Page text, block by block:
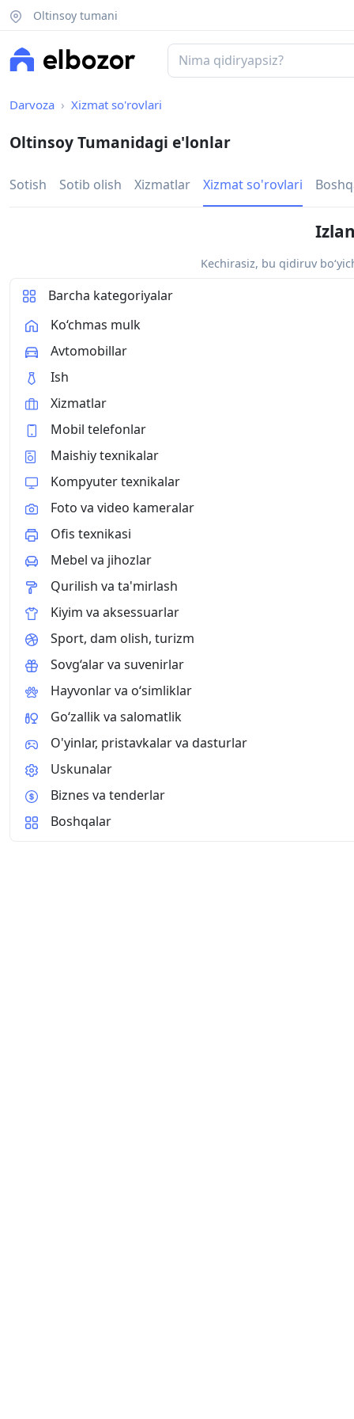
Oltinsoy tumani
Darvoza Xizmat so'rovlari
Oltinsoy Tumanidagi e'lonlar
Sotish Sotib olish Xizmatlar Xizmat so'rovlari
Kechirasiz, bu qidiruv
Barcha kategoriyalar
Ko‘chmas mulk
Avtomobillar
Ish
Xizmatlar
Mobil telefonlar
Maishiy texnikalar
Kompyuter texnikalar
Foto va video kameralar
Ofis texnikasi
Mebel va jihozlar
Qurilish va ta'mirlash
Kiyim va aksessuarlar
Sport, dam olish, turizm
Sovg‘alar va suvenirlar
Hayvonlar va o‘simliklar
Go‘zallik va salomatlik
O'yinlar, pristavkalar va dasturlar
Uskunalar
Biznes va tenderlar
Boshqalar